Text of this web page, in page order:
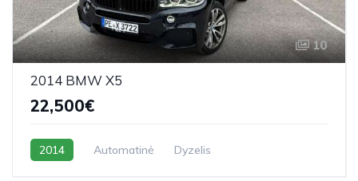
10
2014 BMW X5
22,500€
2014 Automatinė Dyzelis